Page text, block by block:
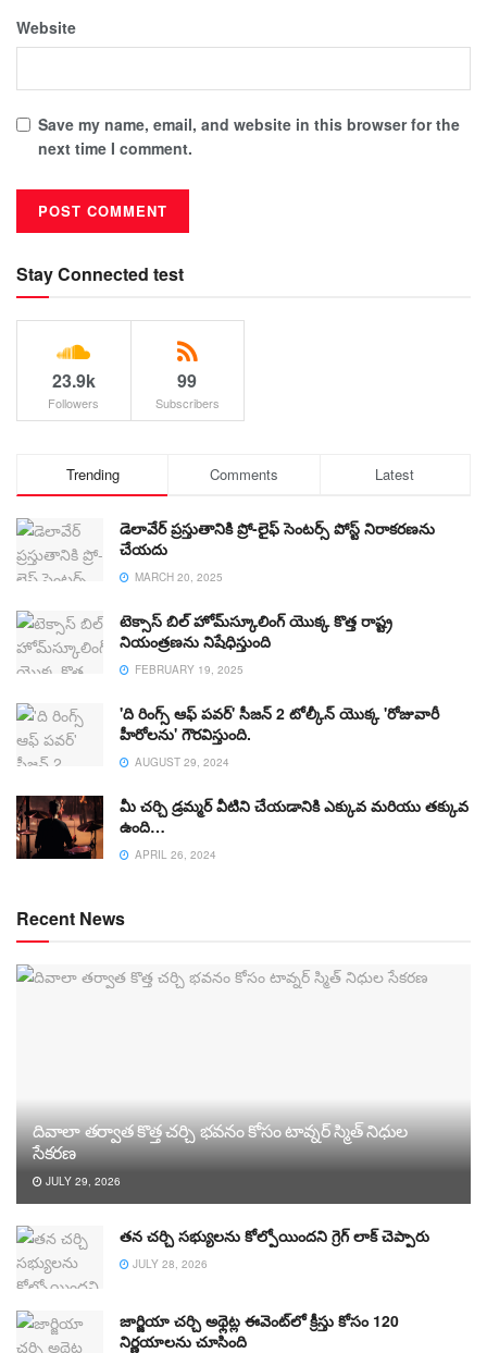
Website
Save my name, email, and website in this browser for the
next time I comment.
Stay Connected test
23.9k
Followers
99
Subscribers
Trending Comments Latest
డెలావేర్ ప్రస్తుతానికి ప్రో-లైఫ్ సెంటర్స్ పోస్ట్ నిరాకరణను
చేయదు
MARCH 20, 2025
టెక్సాస్ బిల్ హోమ్‌స్కూలింగ్ యొక్క కొత్త రాష్ట్ర
నియంత్రణను నిషేధిస్తుంది
FEBRUARY 19, 2025
'ది రింగ్స్ ఆఫ్ పవర్' సీజన్ 2 టోల్కీన్ యొక్క 'రోజువారీ
హీరోలను' గౌరవిస్తుంది.
AUGUST 29, 2024
మీ చర్చి డ్రమ్మర్ వీటిని చేయడానికి ఎక్కువ మరియు తక్కువ
ఉంది…
APRIL 26, 2024
Recent News
దివాలా తర్వాత కొత్త చర్చి భవనం కోసం టావ్నర్ స్మిత్ నిధుల
సేకరణ
JULY 29, 2026
తన చర్చి సభ్యులను కోల్పోయిందని గ్రెగ్ లాక్ చెప్పారు
JULY 28, 2026
జార్జియా చర్చి అథ్లెట్ల ఈవెంట్‌లో క్రీస్తు కోసం 120
నిర్ణయాలను చూసింది